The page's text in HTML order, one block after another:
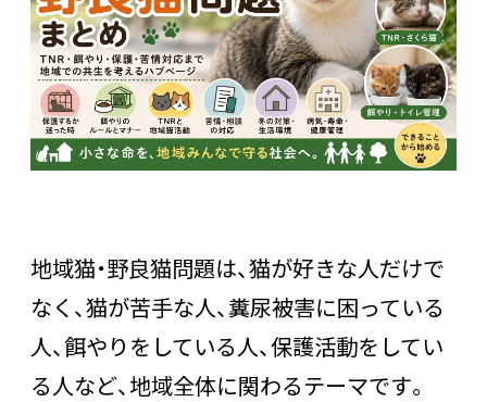
地域猫・野良猫問題は、猫が好きな人だけで
なく、猫が苦手な人、糞尿被害に困っている
人、餌やりをしている人、保護活動をしてい
る人など、地域全体に関わるテーマです。